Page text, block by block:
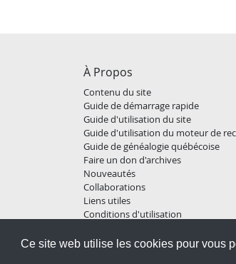
Ce site web utilise les cookies pour vous
À Propos
Contenu du site
Guide de démarrage rapide
Guide d'utilisation du site
Guide d'utilisation du moteur de
Guide de généalogie québécoise
Faire un don d'archives
Nouveautés
Collaborations
Liens utiles
Conditions d'utilisation